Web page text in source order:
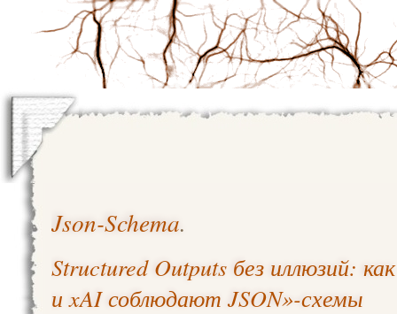
Json-Schema.
Structured Outputs без иллюзий:
и xAI соблюдают JSON»-схемы